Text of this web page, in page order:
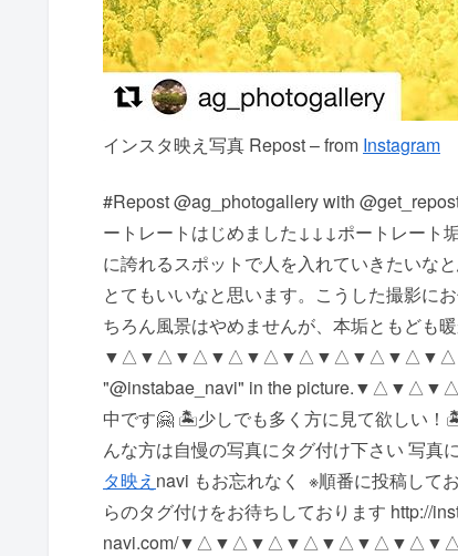
インスタ映え写真 Repost – from Instagram
#Repost @ag_photogallery with
ートレートはじめました↓↓↓ポートレート
に誇れるスポットで人を入れていきたいな
とてもいいなと思います。こうした撮影に
ちろん風景はやめませんが、本垢ともども
▼△▼△▼△▼△▼△▼△▼△▼△▼△▼△▼△
"@instabae_navi" in the picture.
中です🤗 🏝少しでも多く方に見て欲しい！
んな方は自慢の写真にタグ付け下さい 写真
タ映え navi もお忘れなく ️ ※順番に投稿して
らのタグ付けをお待ちしております http://
navi.com/